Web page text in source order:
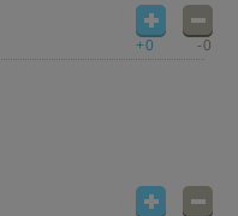
+0 -0